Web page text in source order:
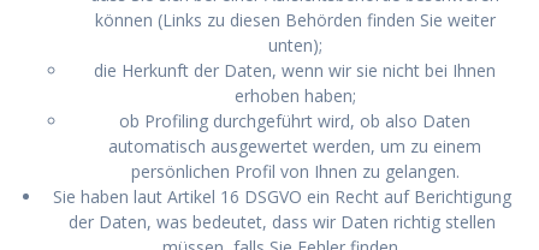
können (Links zu diesen Behörden finden Sie weiter
unten);
die Herkunft der Daten, wenn wir sie nicht bei Ihnen
erhoben haben;
ob Profiling durchgeführt wird, ob also Daten
automatisch ausgewertet werden, um zu einem
persönlichen Profil von Ihnen zu gelangen.
Sie haben laut Artikel 16 DSGVO ein Recht auf Berichtigung
der Daten, was bedeutet, dass wir Daten richtig stellen